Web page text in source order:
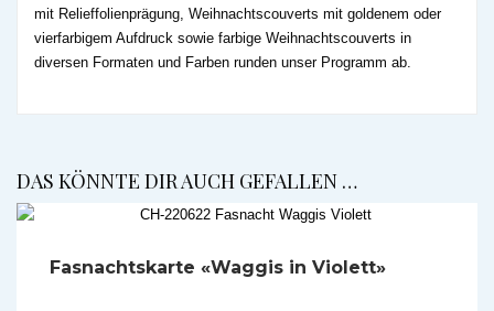
mit Relieffolienprägung, Weihnachtscouverts mit goldenem oder
vierfarbigem Aufdruck sowie farbige Weihnachtscouverts in
diversen Formaten und Farben runden unser Programm ab.
DAS KÖNNTE DIR AUCH GEFALLEN …
Fasnachtskarte «Waggis in Violett»